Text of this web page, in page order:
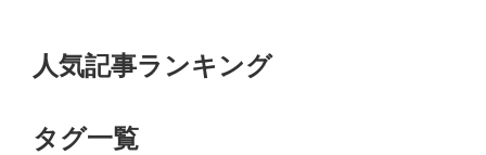
人気記事ランキング
タグ一覧